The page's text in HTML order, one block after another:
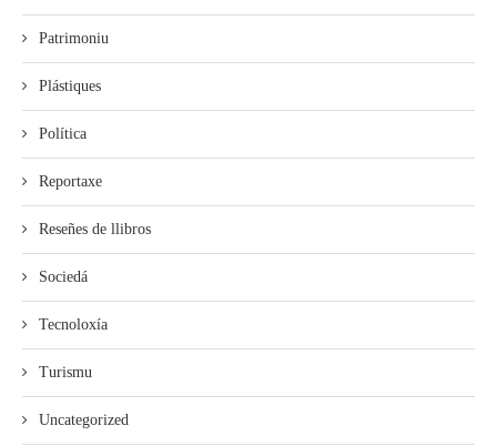
Patrimoniu
Plástiques
Política
Reportaxe
Reseñes de llibros
Sociedá
Tecnoloxía
Turismu
Uncategorized